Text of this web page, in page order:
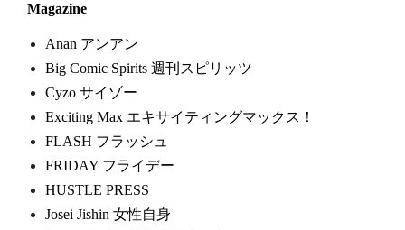
Magazine
Anan アンアン
Big Comic Spirits 週刊スピリッツ
Cyzo サイゾー
Exciting Max エキサイティングマックス！
FLASH フラッシュ
FRIDAY フライデー
HUSTLE PRESS
Josei Jishin 女性自身